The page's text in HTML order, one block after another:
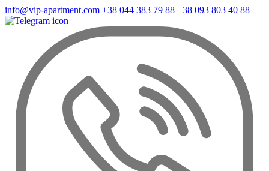
info@vip-apartment.com +38 044 383 79 88 +38 093 803 40 88